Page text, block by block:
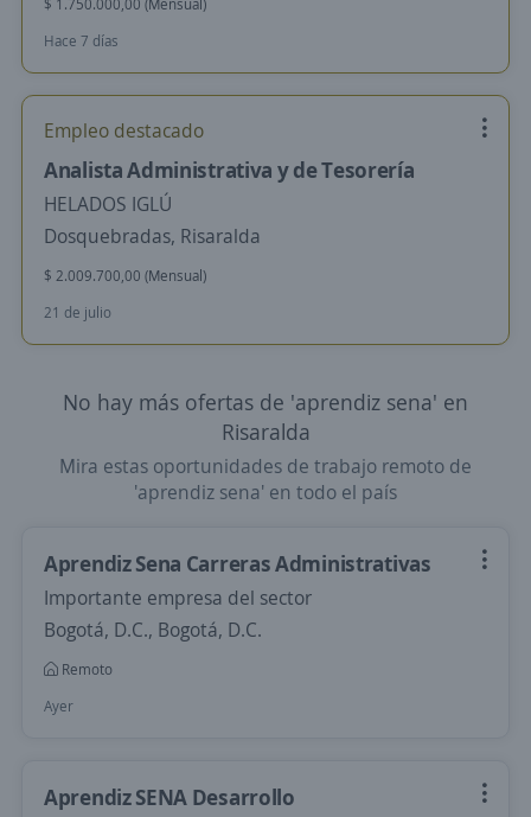
$ 1.750.000,00 (Mensual)
Hace 7 días
Empleo destacado
Analista Administrativa y de Tesorería
HELADOS IGLÚ
Dosquebradas, Risaralda
$ 2.009.700,00 (Mensual)
21 de julio
No hay más ofertas de 'aprendiz sena' en
Risaralda
Mira estas oportunidades de trabajo remoto de
'aprendiz sena' en todo el país
Aprendiz Sena Carreras Administrativas
Importante empresa del sector
Bogotá, D.C., Bogotá, D.C.
Remoto
Ayer
Aprendiz SENA Desarrollo